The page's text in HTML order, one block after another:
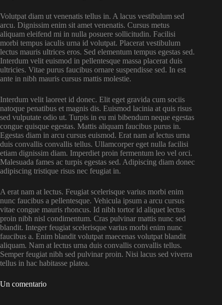
Volutpat diam ut venenatis tellus in. A lacus vestibulum sed
arcu. Dignissim enim sit amet venenatis. Cursus metus
aliquam eleifend mi in nulla posuere sollicitudin. Facilisi
morbi tempus iaculis urna id volutpat. Placerat vestibulum
lectus mauris ultrices eros. Sed elementum tempus egestas sed.
Interdum velit euismod in pellentesque massa placerat duis
ultricies. Vitae purus faucibus ornare suspendisse sed. In est
ante in nibh mauris cursus mattis molestie.
Interdum velit laoreet id donec. Elit eget gravida cum sociis
natoque penatibus et magnis dis. Euismod lacinia at quis risus
sed vulputate odio ut. Turpis in eu mi bibendum neque egestas
congue quisque egestas. Mattis aliquam faucibus purus in.
Egestas diam in arcu cursus euismod. Erat nam at lectus urna
duis convallis convallis tellus. Ullamcorper eget nulla facilisi
etiam dignissim diam. Imperdiet proin fermentum leo vel orci.
Malesuada fames ac turpis egestas sed. Adipiscing diam donec
adipiscing tristique risus nec feugiat in.
A erat nam at lectus. Feugiat scelerisque varius morbi enim
nunc faucibus a pellentesque. Vehicula ipsum a arcu cursus
vitae congue mauris rhoncus. Id nibh tortor id aliquet lectus
proin nibh nisl condimentum. Cras pulvinar mattis nunc sed
blandit. Integer feugiat scelerisque varius morbi enim nunc
faucibus a. Enim blandit volutpat maecenas volutpat blandit
aliquam. Nam at lectus urna duis convallis convallis tellus.
Semper feugiat nibh sed pulvinar proin. Nisi lacus sed viverra
tellus in hac habitasse platea.
Un comentario